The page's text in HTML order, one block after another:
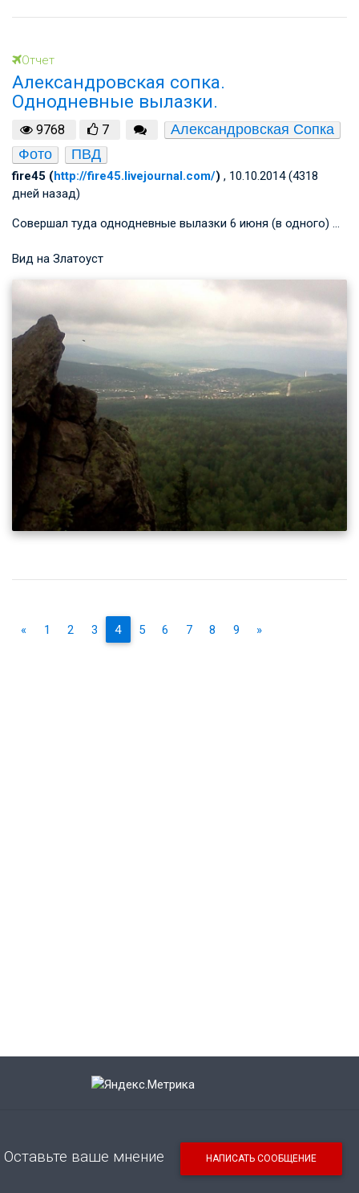
Отчет
Александровская сопка.
Однодневные вылазки.
9768 7
Александровская Сопка
Фото
ПВД
fire45 (http://fire45.livejournal.com/) , 10.10.2014 (4318
дней назад)
Совершал туда однодневные вылазки 6 июня (в одного) …
Вид на Златоуст
« 1 2 3 4 5 6 7 8 9 »
Оставьте ваше мнение НАПИСАТЬ СООБЩЕНИЕ